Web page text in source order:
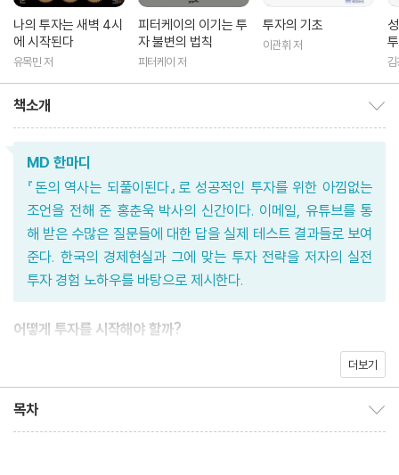
나의 투자는 새벽 4시
에 시작된다
유목민 저
피터케이의 이기는 투
자 불변의 법칙
피터케이 저
투자의 기초
이관휘 저
김
책소개
MD 한마디
『돈의 역사는 되풀이된다』로 성공적인 투자를 위한 아낌없는
조언을 전해 준 홍춘욱 박사의 신간이다. 이메일, 유튜브를 통
해 받은 수많은 질문들에 대한 답을 실제 테스트 결과들로 보여
준다. 한국의 경제현실과 그에 맞는 투자 전략을 저자의 실전
투자 경험 노하우를 바탕으로 제시한다.
어떻게 투자를 시작해야 할까?
더보기
목차